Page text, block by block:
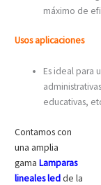
máximo de
Usos aplicaciones
Es ideal para
educativas,
Contamos con
una amplia
gama Lamparas
lineales ledde la